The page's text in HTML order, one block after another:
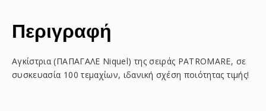
Περιγραφή
Αγκίστρια (ΠΑΠΑΓΑΛΕ Niquel) της σειράς PATROMARE, σε
συσκευασία 100 τεμαχίων, ιδανική σχέση ποιότητας τιμής!